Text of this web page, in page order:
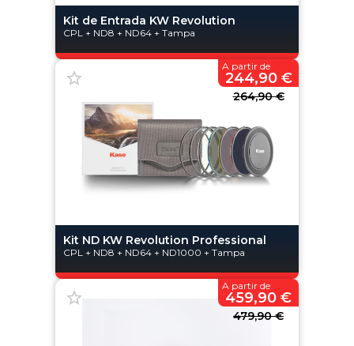
Kit de Entrada KW Revolution
CPL + ND8 + ND64 + Tampa
Kit ND KW Revolution Professional
CPL + ND8 + ND64 + ND1000 + Tampa
A partir de
244,90 €
264,90 €
A partir de
459,90 €
479,90 €